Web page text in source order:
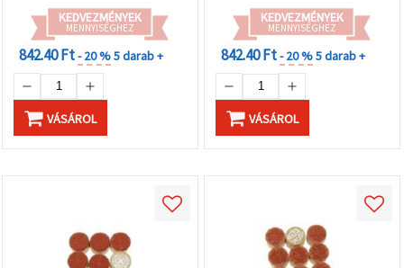
KEDVEZMÉNYEK
MENNYISÉGHEZ
842.40 Ft- 20 %5 darab +
VÁSÁROL
KEDVEZMÉNYEK
MENNYISÉGHEZ
842.40 Ft- 20 %5 darab +
VÁSÁROL